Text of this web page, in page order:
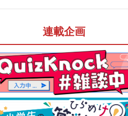
連載企画